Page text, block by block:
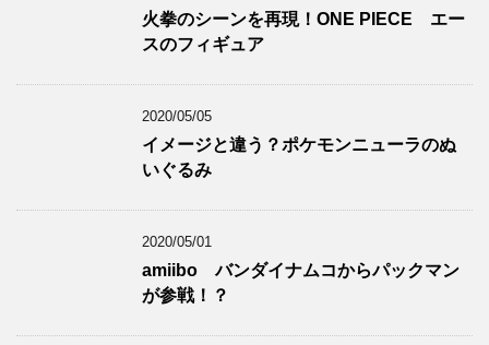
火拳のシーンを再現！ONE PIECE エー
スのフィギュア
2020/05/05
イメージと違う？ポケモンニューラのぬ
いぐるみ
2020/05/01
amiibo バンダイナムコからパックマン
が参戦！？